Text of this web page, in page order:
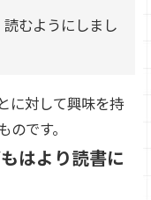
むようにしまし
に対して興味を持
です。
はより読書に